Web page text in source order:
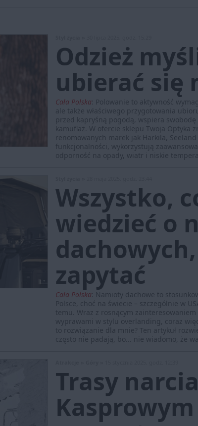
Odzież
ubierać się
Cała Polska Polowanie to aktywność
ale także właściwego przygotowania
przed kapryśną pogodą, wspiera
kamuflaż. W ofercie sklepu Twoja Optyka
renomowanych marek jak Härkila,
funkcjonalności, wykorzystują
odporność na opady, wiatr i niskie
Wszystko,
wiedzieć o
zapytać
Cała Polska Namioty dachowe to
Polsce, choć na świecie – szczególnie w
temu. Wraz z rosnącym
wyprawami w stylu overlanding, coraz
to rozwiązanie dla mnie? Ten artykuł
często nie padają, bo... nie wiadomo, że
Trasy